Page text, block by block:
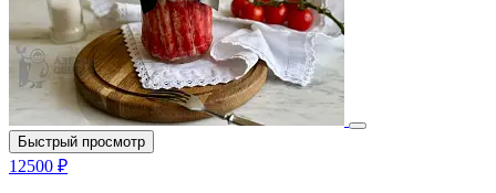
Быстрый просмотр
12500 ₽